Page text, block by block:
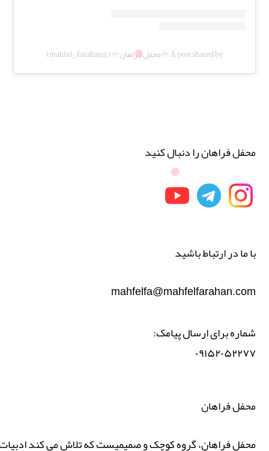
A post shared by ♾️محفل فراهان♾️ (@mahfel_farahan)
محفل فراهان را دنبال کنید
با ما در ارتباط باشید
mahfelfa@mahfelfarahan.com
شماره برای ارسال پیامک:
۰۹۱۵۲۰۵۲۲۷۷
محفل فراهان
محفل فراهان، گروه کوچک و صمیمیست که تلاش می کند ادبیات